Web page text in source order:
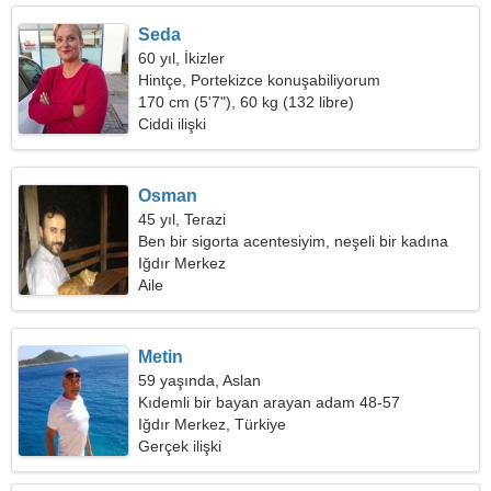
Seda
60 yıl, İkizler
Hintçe, Portekizce konuşabiliyorum
170 cm (5'7"), 60 kg (132 libre)
Ciddi ilişki
Osman
45 yıl, Terazi
Ben bir sigorta acentesiyim, neşeli bir kadına
ihtiyacım var
Iğdır Merkez
Aile
Metin
59 yaşında, Aslan
Kıdemli bir bayan arayan adam 48-57
Iğdır Merkez, Türkiye
Gerçek ilişki